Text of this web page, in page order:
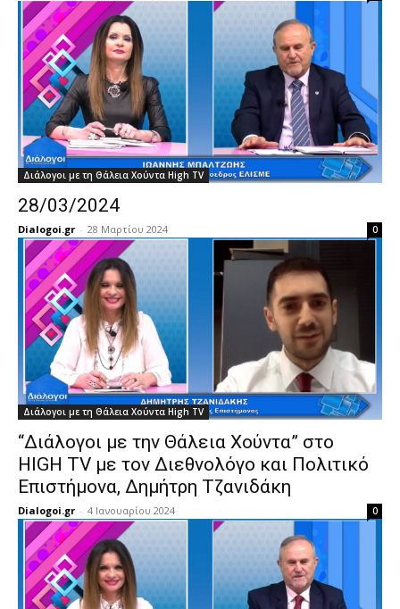
Διάλογοι με τη Θάλεια Χούντα High TV
28/03/2024
Dialogoi.gr - 28 Μαρτίου 2024 0
Διάλογοι με τη Θάλεια Χούντα High TV
“Διάλογοι με την Θάλεια Χούντα” στο
HIGH TV με τον Διεθνολόγο και Πολιτικό
Επιστήμονα, Δημήτρη Τζανιδάκη
Dialogoi.gr - 4 Ιανουαρίου 2024 0